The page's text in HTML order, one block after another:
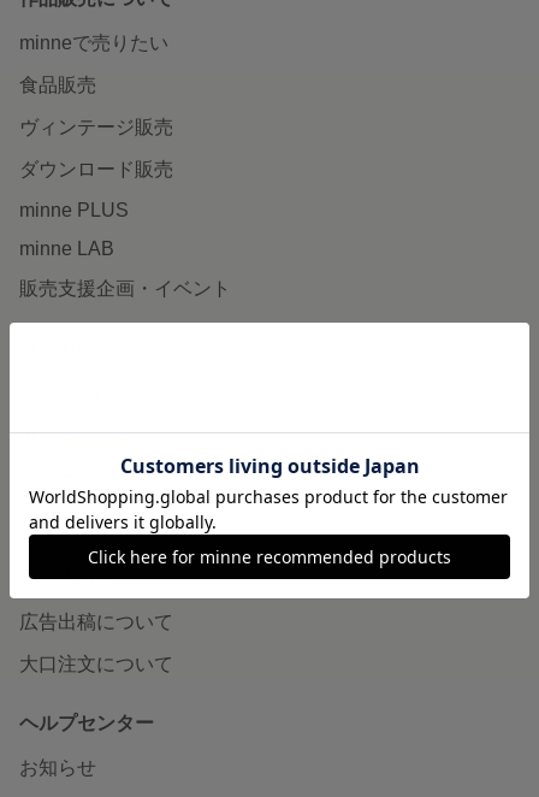
minneで売りたい
食品販売
ヴィンテージ販売
ダウンロード販売
minne PLUS
minne LAB
販売支援企画・イベント
minne学習帖
minneの本
企業の方へ
広告出稿について
大口注文について
ヘルプセンター
お知らせ